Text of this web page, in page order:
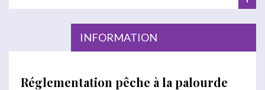
INFORMATION
Réglementation pêche à la palourde